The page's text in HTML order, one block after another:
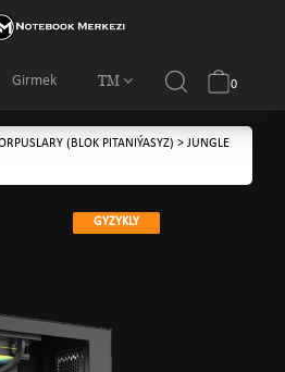
Girmek TM 0
(BLOK PITANIÝASYZ) > JUNGLE
GYZYKLY